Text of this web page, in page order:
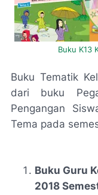
Buku K13
Buku Tematik
dari buku
Pengangan
Tema pada
Buku Guru
2018